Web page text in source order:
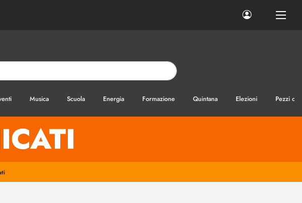
Musica Scuola Energia Formazione Quintana Elezioni Pezzi di